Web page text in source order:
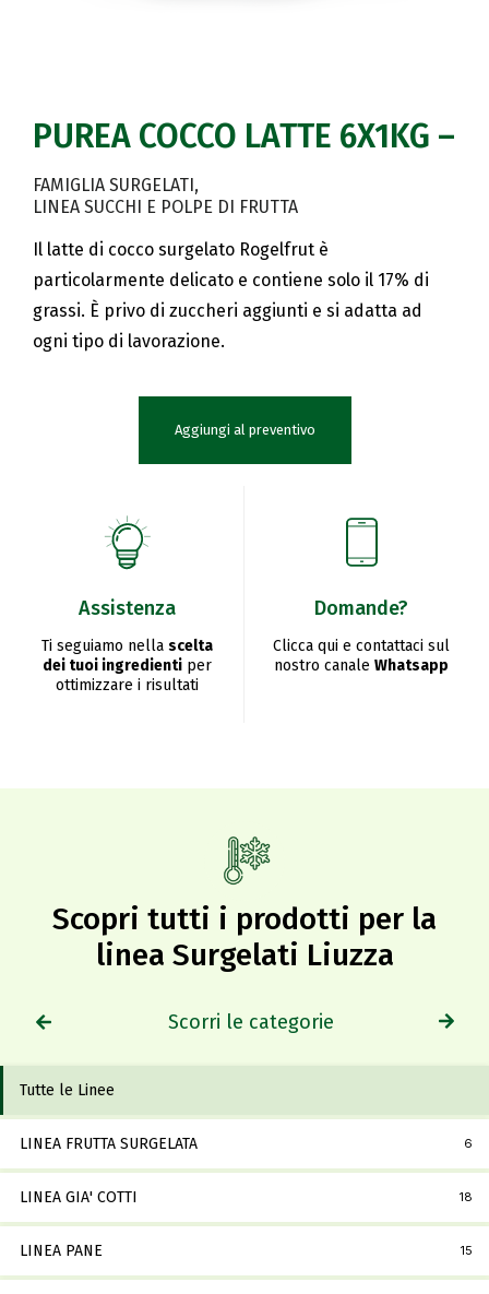
PUREA COCCO LATTE 6X1KG –
FAMIGLIA SURGELATI
LINEA SUCCHI E POLPE DI FRUTTA
Il latte di cocco surgelato Rogelfrut è
particolarmente delicato e contiene solo il 17% di
grassi. È privo di zuccheri aggiunti e si adatta ad
ogni tipo di lavorazione.
Aggiungi al preventivo
Assistenza
Ti seguiamo nella scelta
dei tuoi ingredienti per
ottimizzare i risultati
Domande?
Clicca qui e contattaci sul
nostro canale Whatsapp
Scopri tutti i prodotti per la
linea Surgelati Liuzza
Scorri le categorie
Tutte le Linee
LINEA FRUTTA SURGELATA 6
LINEA GIA' COTTI 18
LINEA PANE 15